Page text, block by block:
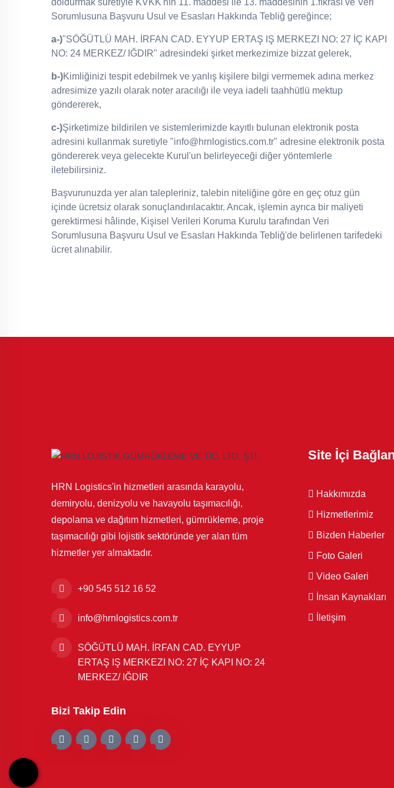
doldurmak suretiyle KVKK'nın 11. maddesi ile 13. maddesinin 1.fıkrası ve Veri
Sorumlusuna Başvuru Usul ve Esasları Hakkında Tebliğ gereğince;
a-)"SÖĞÜTLÜ MAH. İRFAN CAD. EYYUP ERTAŞ IŞ MERKEZI NO: 27 İÇ KAPI
NO: 24 MERKEZ/ IĞDIR" adresindeki şirket merkezimize bizzat gelerek,
b-)Kimliğinizi tespit edebilmek ve yanlış kişilere bilgi vermemek adına merkez
adresimize yazılı olarak noter aracılığı ile veya iadeli taahhütlü mektup
göndererek,
c-)Şirketimize bildirilen ve sistemlerimizde kayıtlı bulunan elektronik posta
adresini kullanmak suretiyle "info@hrnlogistics.com.tr" adresine elektronik posta
göndererek veya gelecekte Kurul'un belirleyeceği diğer yöntemlerle
iletebilirsiniz.
Başvurunuzda yer alan talepleriniz, talebin niteliğine göre en geç otuz gün
içinde ücretsiz olarak sonuçlandırılacaktır. Ancak, işlemin ayrıca bir maliyeti
gerektirmesi hâlinde, Kişisel Verileri Koruma Kurulu tarafından Veri
Sorumlusuna Başvuru Usul ve Esasları Hakkında Tebliğ'de belirlenen tarifedeki
ücret alınabilir.
HRN Logistics'in hizmetleri arasında karayolu,
demiryolu, denizyolu ve havayolu taşımacılığı,
depolama ve dağıtım hizmetleri, gümrükleme, proje
taşımacılığı gibi lojistik sektöründe yer alan tüm
hizmetler yer almaktadır.
+90 545 512 16 52
info@hrnlogistics.com.tr
SÖĞÜTLÜ MAH. İRFAN CAD. EYYUP
ERTAŞ IŞ MERKEZI NO: 27 İÇ KAPI NO: 24
MERKEZ/ IĞDIR
Bizi Takip Edin
Site İçi
Hakkımızda
Hizmetlerimiz
Bizden Haberler
Foto Galeri
Video Galeri
İnsan Kaynakları
İletişim